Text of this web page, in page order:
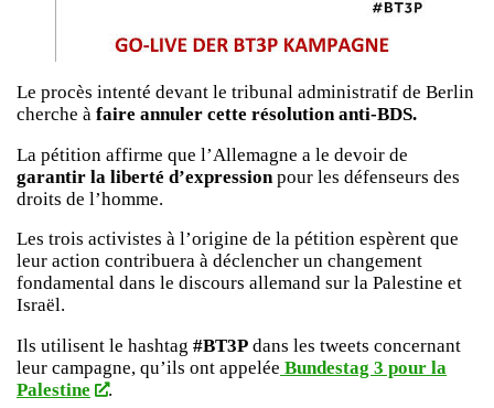
Le procès intenté devant le tribunal administratif de Berlin
cherche à faire annuler cette résolution anti-BDS.
La pétition affirme que l’Allemagne a le devoir de
garantir la liberté d’expression pour les défenseurs des
droits de l’homme.
Les trois activistes à l’origine de la pétition espèrent que
leur action contribuera à déclencher un changement
fondamental dans le discours allemand sur la Palestine et
Israël.
Ils utilisent le hashtag #BT3P dans les tweets concernant
leur campagne, qu’ils ont appelée Bundestag 3 pour la
Palestine
.